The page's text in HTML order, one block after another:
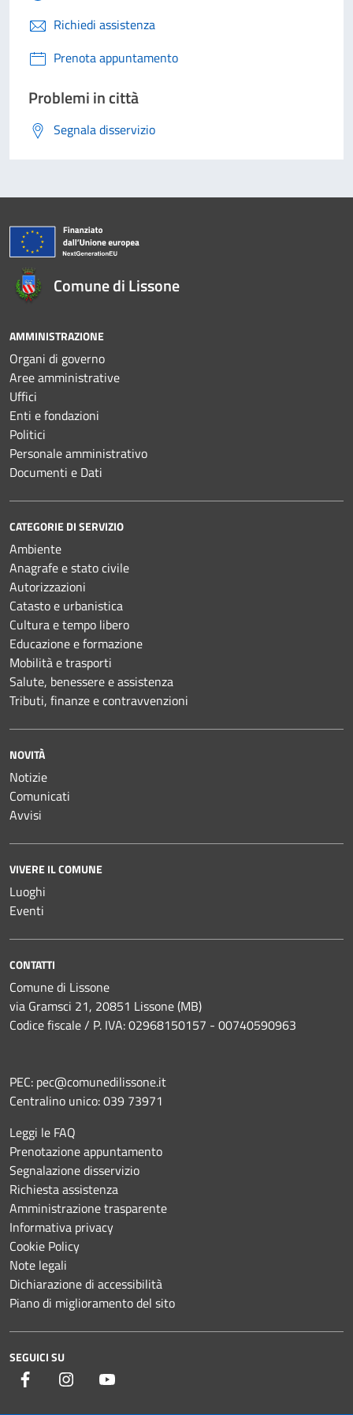
Richiedi assistenza
Prenota appuntamento
Problemi in città
Segnala disservizio
Comune di Lissone
AMMINISTRAZIONE
Organi di governo
Aree amministrative
Uffici
Enti e fondazioni
Politici
Personale amministrativo
Documenti e Dati
CATEGORIE DI SERVIZIO
Ambiente
Anagrafe e stato civile
Autorizzazioni
Catasto e urbanistica
Cultura e tempo libero
Educazione e formazione
Mobilità e trasporti
Salute, benessere e assistenza
Tributi, finanze e contravvenzioni
NOVITÀ
Notizie
Comunicati
Avvisi
VIVERE IL COMUNE
Luoghi
Eventi
CONTATTI
Comune di Lissone
via Gramsci 21, 20851 Lissone (MB)
Codice fiscale / P. IVA: 02968150157 - 00740590963
PEC: pec@comunedilissone.it
Centralino unico:039 73971
Leggi le FAQ
Prenotazione appuntamento
Segnalazione disservizio
Richiesta assistenza
Amministrazione trasparente
Informativa privacy
Cookie Policy
Note legali
Dichiarazione di accessibilità
Piano di miglioramento del sito
SEGUICI SU
Facebook Instagram